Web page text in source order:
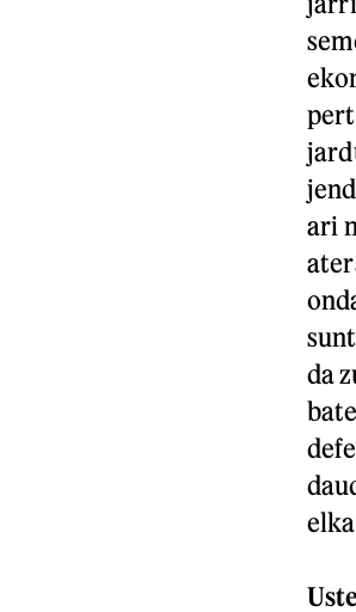
ari
da